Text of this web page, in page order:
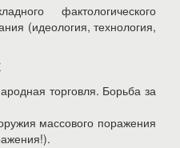
фактологического
(идеология, технология,
торговля. Борьба за
массового поражения